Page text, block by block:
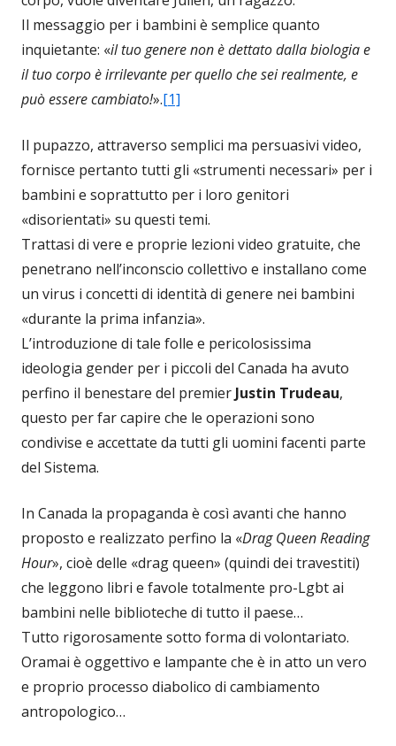
Il messaggio per i bambini è semplice quanto
inquietante: «il tuo genere non è dettato dalla biologia e
il tuo corpo è irrilevante per quello che sei realmente, e
può essere cambiato!».[1]
Il pupazzo, attraverso semplici ma persuasivi video,
fornisce pertanto tutti gli «strumenti necessari» per i
bambini e soprattutto per i loro genitori
«disorientati» su questi temi.
Trattasi di vere e proprie lezioni video gratuite, che
penetrano nell’inconscio collettivo e installano come
un virus i concetti di identità di genere nei bambini
«durante la prima infanzia».
L’introduzione di tale folle e pericolosissima
ideologia gender per i piccoli del Canada ha avuto
perfino il benestare del premier Justin Trudeau,
questo per far capire che le operazioni sono
condivise e accettate da tutti gli uomini facenti parte
del Sistema.
In Canada la propaganda è così avanti che hanno
proposto e realizzato perfino la «Drag Queen Reading
Hour», cioè delle «drag queen» (quindi dei travestiti)
che leggono libri e favole totalmente pro-Lgbt ai
bambini nelle biblioteche di tutto il paese…
Tutto rigorosamente sotto forma di volontariato.
Oramai è oggettivo e lampante che è in atto un vero
e proprio processo diabolico di cambiamento
antropologico…